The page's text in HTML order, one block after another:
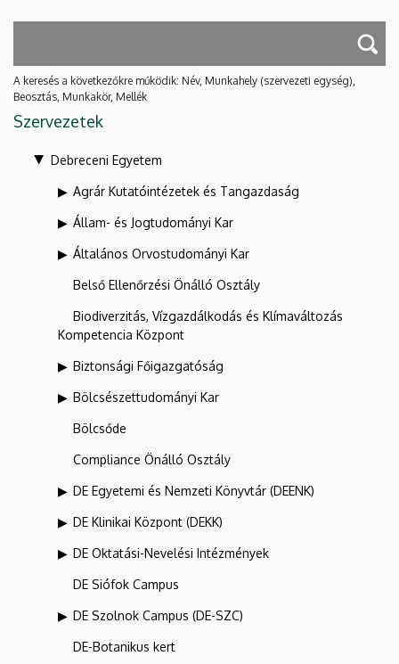
A keresés a következőkre működik: Név, Munkahely (szervezeti egység),
Beosztás, Munkakör, Mellék
Szervezetek
Debreceni Egyetem
Agrár Kutatóintézetek és Tangazdaság
Állam- és Jogtudományi Kar
Általános Orvostudományi Kar
Belső Ellenőrzési Önálló Osztály
Biodiverzitás, Vízgazdálkodás és Klímaváltozás
Kompetencia Központ
Biztonsági Főigazgatóság
Bölcsészettudományi Kar
Bölcsőde
Compliance Önálló Osztály
DE Egyetemi és Nemzeti Könyvtár (DEENK)
DE Klinikai Központ (DEKK)
DE Oktatási-Nevelési Intézmények
DE Siófok Campus
DE Szolnok Campus (DE-SZC)
DE-Botanikus kert